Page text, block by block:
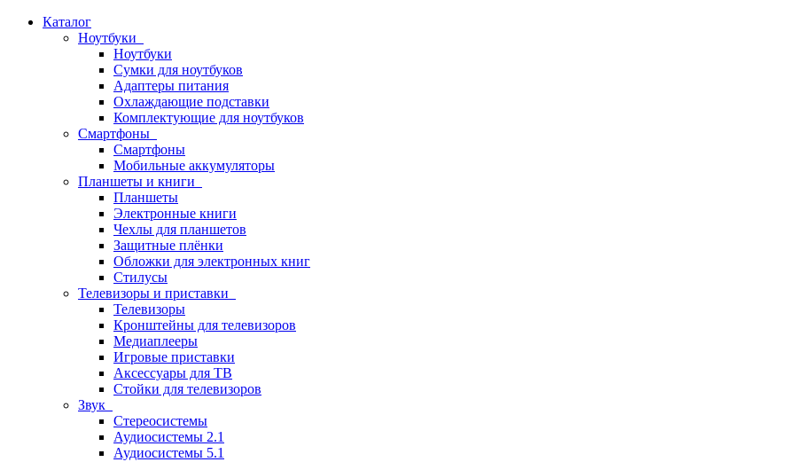
Каталог
Ноутбуки
Ноутбуки
Сумки для ноутбуков
Адаптеры питания
Охлаждающие подставки
Комплектующие для ноутбуков
Смартфоны
Смартфоны
Мобильные аккумуляторы
Планшеты и книги
Планшеты
Электронные книги
Чехлы для планшетов
Защитные плёнки
Обложки для электронных книг
Стилусы
Телевизоры и приставки
Телевизоры
Кронштейны для телевизоров
Медиаплееры
Игровые приставки
Аксессуары для ТВ
Стойки для телевизоров
Звук
Стереосистемы
Аудиосистемы 2.1
Аудиосистемы 5.1